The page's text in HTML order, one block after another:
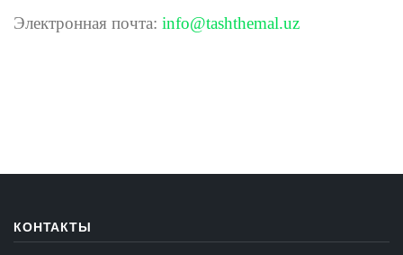
Электронная почта: info@tashthemal.uz
КОНТАКТЫ